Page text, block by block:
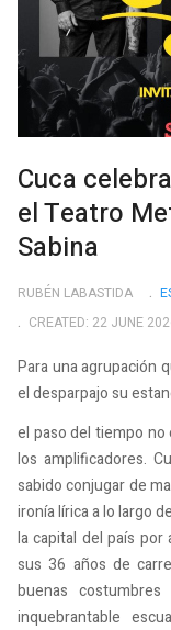
Cuca
el Teatro
Sabina
RUBÉN LABASTIDA
CREATED: 22 JUNE
Para una agrupación
el desparpajo su
el paso del tiempo
los amplificadores.
sabido conjugar de
ironía lírica a lo largo
la capital del país
sus 36 años de
buenas
inquebrantable